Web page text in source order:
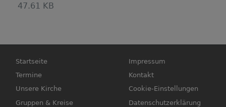
47.61 KB
Hauptnavigation
Startseite
Termine
Unsere Kirche
Gruppen & Kreise
Fußbereichsmenü
Impressum
Kontakt
Cookie-Einstellungen
Datenschutzerklärung